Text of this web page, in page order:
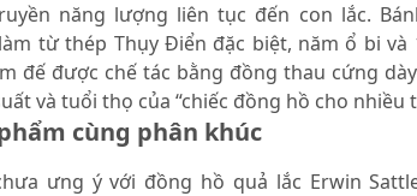
năng lượng liên tục đến con lắc.
từ thép Thụy Điển đặc biệt, năm ổ bi và
đế được chế tác bằng đồng thau cứng
và tuổi thọ của “chiếc đồng hồ cho nhiều
cùng phân khúc
ưng ý với đồng hồ quả lắc Erwin